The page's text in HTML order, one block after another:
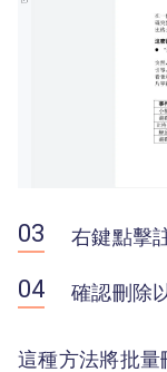
右鍵點擊
確認刪除
這種方法將批量